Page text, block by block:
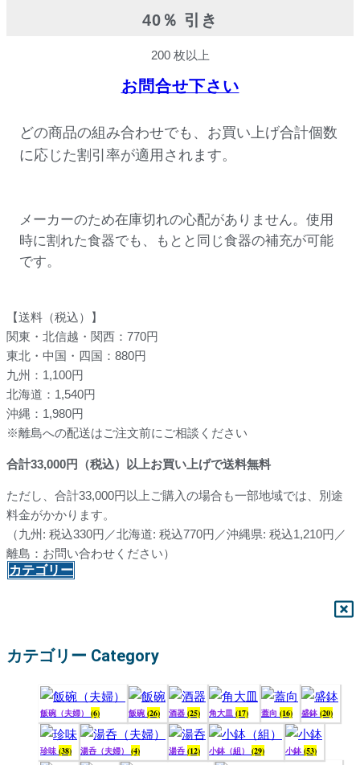
40％ 引き
200 枚以上
お問合せ下さい
どの商品の組み合わせでも、お買い上げ合計個数
に応じた割引率が適用されます。
メーカーのため在庫切れの心配がありません。使用
時に割れた食器でも、もとと同じ食器の補充が可能
です。
【送料（税込）】
関東・北信越・関西：770円
東北・中国・四国：880円
九州：1,100円
北海道：1,540円
沖縄：1,980円
※離島への配送はご注文前にご相談ください
合計33,000円（税込）以上お買い上げで送料無料
ただし、合計33,000円以上ご購入の場合も一部地域では、別途
料金がかかります。
（九州: 税込330円／北海道: 税込770円／沖縄県: 税込1,210円／
離島：お問い合わせください）
カテゴリー
カテゴリー Category
飯碗（夫婦） (6) 飯碗 (26) 酒器 (25) 角大皿 (17) 蓋向 (16) 盛鉢 (20)
珍味 (38) 湯呑（夫婦） (4) 湯呑 (12) 小鉢（組） (29) 小鉢 (53)